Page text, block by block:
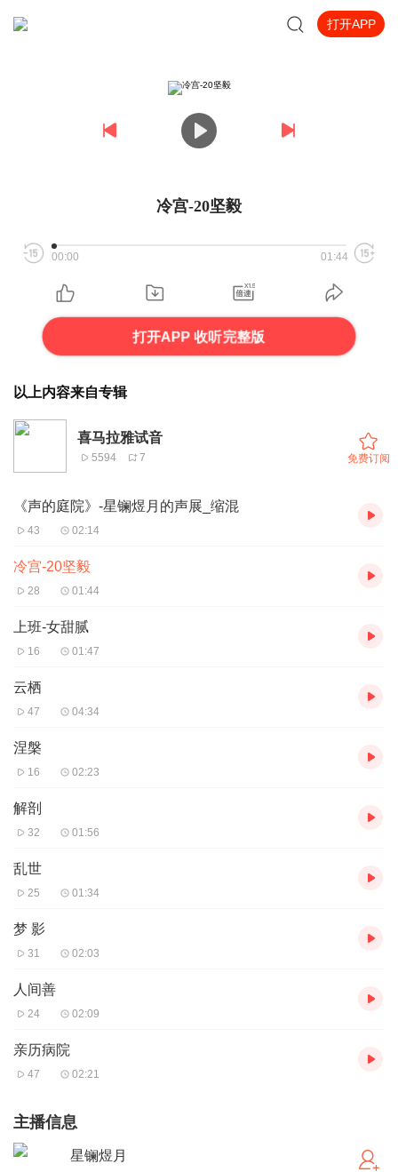
打开APP
冷宫-20坚毅
00:00 01:44
打开APP 收听完整版
以上内容来自专辑
喜马拉雅试音
5594 7 免费订阅
《声的庭院》-星镧煜月的声展_缩混
43 02:14
冷宫-20坚毅
28 01:44
上班-女甜腻
16 01:47
云栖
47 04:34
涅槃
16 02:23
解剖
32 01:56
乱世
25 01:34
梦 影
31 02:03
人间善
24 02:09
亲历病院
47 02:21
主播信息
星镧煜月